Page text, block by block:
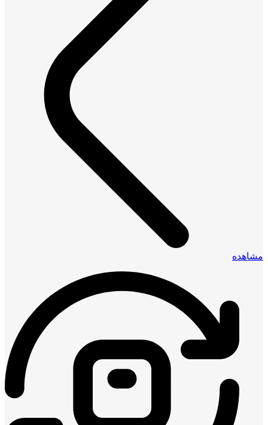
مشاهده